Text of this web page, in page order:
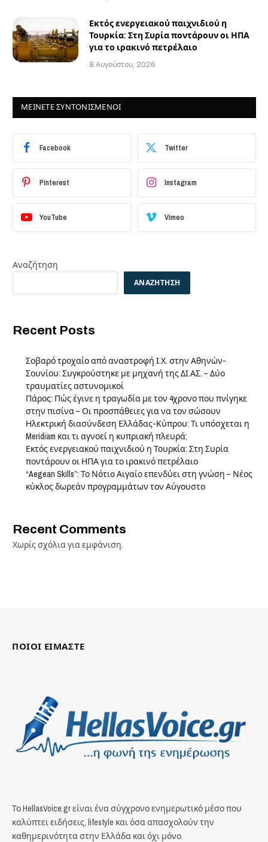
Εκτός ενεργειακού παιχνιδιού η
Τουρκία: Στη Συρία ποντάρουν οι ΗΠΑ
για το ιρακινό πετρέλαιο
8 Αυγούστου, 2026
ΜΕΙΝΕΤΕ ΣΥΝΤΟΝΙΣΜΕΝΟΙ
Facebook Twitter
Pinterest Instagram
YouTube Vimeo
Αναζήτηση
ΑΝΑΖΉΤΗΣΗ
Recent Posts
Σοβαρό τροχαίο από αναστροφή Ι.Χ. στην Αθηνών-
Σουνίου: Συγκρούστηκε με μηχανή της ΔΙ.ΑΣ. – Δύο
τραυματίες αστυνομικοί
Πάρος: Πώς έγινε η τραγωδία με τον 4χρονο που πνίγηκε
στην πισίνα – Οι προσπάθειες για να τον σώσουν
Ηλεκτρική διασύνδεση Ελλάδας-Κύπρου: Τι υπόσχεται η
Meridiam και τι αγνοεί η κυπριακή πλευρά;
Εκτός ενεργειακού παιχνιδιού η Τουρκία: Στη Συρία
ποντάρουν οι ΗΠΑ για το ιρακινό πετρέλαιο
“Aegean Skills”: Το Νότιο Αιγαίο επενδύει στη γνώση – Νέος
κύκλος δωρεάν προγραμμάτων τον Αύγουστο
Recent Comments
Χωρίς σχόλια για εμφάνιση.
ΠΟΙΟΙ ΕΙΜΑΣΤΕ
Το HellasVoice.gr είναι ένα σύγχρονο ενημερωτικό μέσο που
καλύπτει ειδήσεις, lifestyle και όσα απασχολούν την
καθημερινότητα στην Ελλάδα και όχι μόνο.